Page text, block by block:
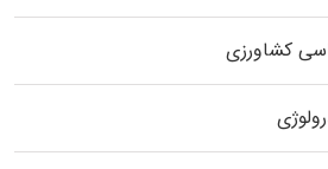
کشاورزی